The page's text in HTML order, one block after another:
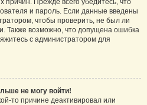
причин. Прежде всего убедитесь, что
и пароль. Если данные введены
чтобы проверить, не был ли
Также возможно, что допущена ошибка
с администратором для
не могу войти!
то причине деактивировал или